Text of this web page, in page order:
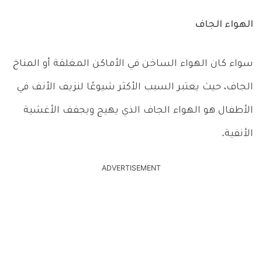
الهواء الجاف
سواء كان الهواء الساخن في الأماكن المغلقة أو المناخ
الجاف، حيث يعتبر السبب الأكثر شيوعًا لنزيف الأنف في
الأطفال هو الهواء الجاف الذي يهيج ويجفف الأغشية
الأنفية.
ADVERTISEMENT